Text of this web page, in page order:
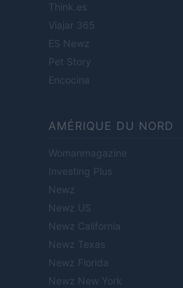
Think.es
Viajar 365
ES Newz
Pet Story
Encocina
AMÉRIQUE DU NORD
Womanmagazine
Investing Plus
Newz
Newz US
Newz California
Newz Texas
Newz Florida
Newz New York